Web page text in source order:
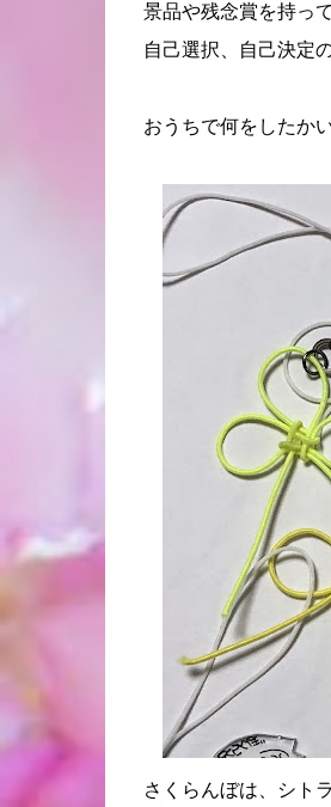
景品や残念賞を持っ
自己選択、自己決定
おうちで何をしたか
さくらんぼは、シト